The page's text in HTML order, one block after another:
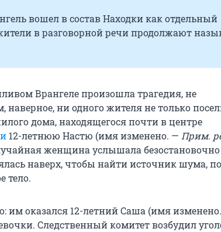
вошел в состав Находки как отдельный
в разговорной речи продолжают
Врангеле произошла трагедия, не
ни одного жителя не только
дома, находящегося почти в центре
12-летнюю Настю (имя изменено. — Прим.
женщина услышала безостановочно
наверх, чтобы найти источник шума,
тело.
им оказался 12-летний Саша (имя изменено.
Следственный комитет возбудил